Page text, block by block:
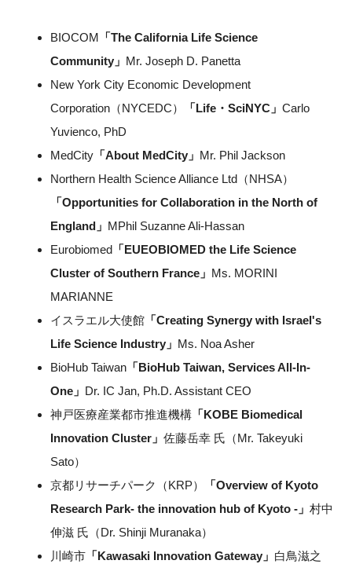
閉じる
BIOCOM 「The California Life Science
Community」 Mr. Joseph D. Panetta
New York City Economic Development
Corporation（NYCEDC）
「Life・SciNYC」 Carlo
Yuvienco, PhD
MedCity「About MedCity」 Mr. Phil Jackson
Northern Health Science Alliance Ltd（NHSA）
「Opportunities for Collaboration in the North of
England」 MPhil Suzanne Ali-Hassan
Eurobiomed「EUEOBIOMED the Life Science
Cluster of Southern France」 Ms. MORINI
MARIANNE
イスラエル大使館「Creating Synergy with Israel's
Life Science Industry」 Ms. Noa Asher
BioHub Taiwan「BioHub Taiwan, Services All-In-
One」 Dr. IC Jan, Ph.D. Assistant CEO
神戸医療産業都市推進機構「KOBE Biomedical
Innovation Cluster」 佐藤岳幸 氏（Mr. Takeyuki
Sato）
京都リサーチパーク（KRP）
「Overview of Kyoto
Research Park- the innovation hub of Kyoto -」 村中
伸滋 氏（Dr. Shinji Muranaka）
川崎市「Kawasaki Innovation Gateway」 白鳥滋之